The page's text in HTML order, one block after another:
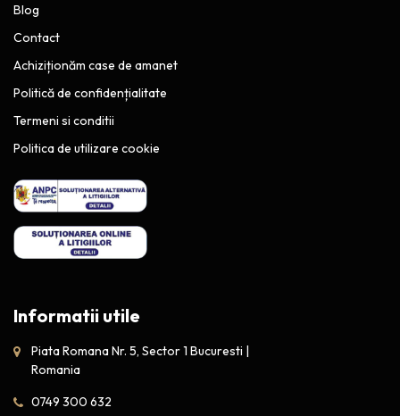
Blog
Contact
Achiziționăm case de amanet
Politică de confidențialitate
Termeni si conditii
Politica de utilizare cookie
Informatii utile
Piata Romana Nr. 5, Sector 1 Bucuresti |
Romania
0749 300 632